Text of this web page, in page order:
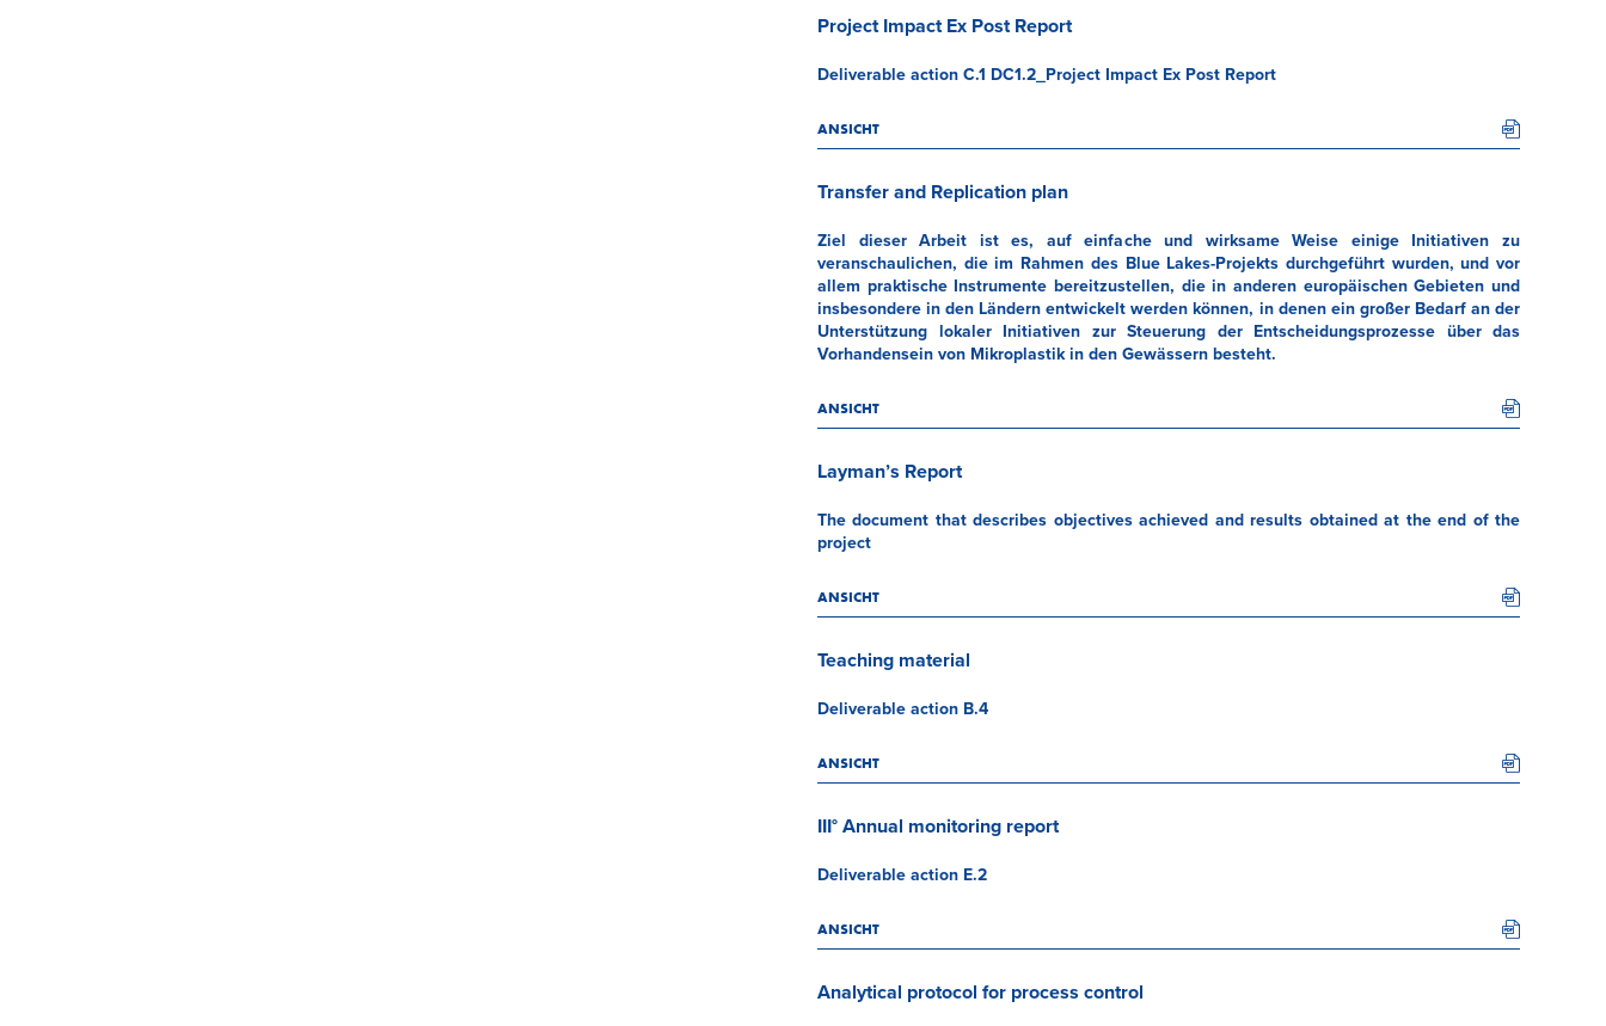
Project Impact Ex Post Report
Deliverable action C.1 DC1.2_Project Impact Ex Post Report
ANSICHT
Transfer and Replication plan
Ziel dieser Arbeit ist es, auf einfache und wirksame Weise einige Initiativen zu
veranschaulichen, die im Rahmen des Blue Lakes-Projekts durchgeführt wurden, und vor
allem praktische Instrumente bereitzustellen, die in anderen europäischen Gebieten und
insbesondere in den Ländern entwickelt werden können, in denen ein großer Bedarf an der
Unterstützung lokaler Initiativen zur Steuerung der Entscheidungsprozesse über das
Vorhandensein von Mikroplastik in den Gewässern besteht.
ANSICHT
Layman’s Report
The document that describes objectives achieved and results obtained at the end of the
project
ANSICHT
Teaching material
Deliverable action B.4
ANSICHT
III° Annual monitoring report
Deliverable action E.2
ANSICHT
Analytical protocol for process control